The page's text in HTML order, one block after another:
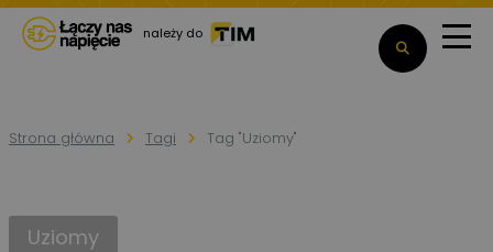
należy do
Strona główna Tagi Tag "Uziomy"
Uziomy